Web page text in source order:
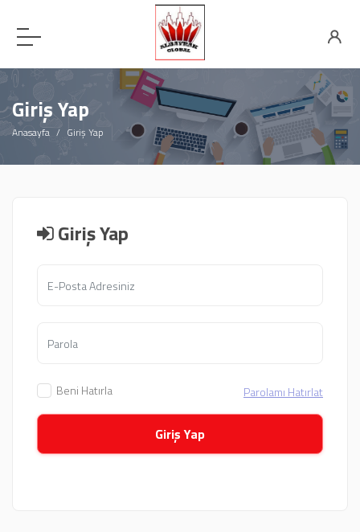
Giriş Yap
Anasayfa Giriş Yap
Giriş Yap
Beni Hatırla Parolamı Hatırlat
Giriş Yap